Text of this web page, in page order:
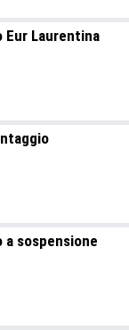
Eur Laurentina
a sospensione